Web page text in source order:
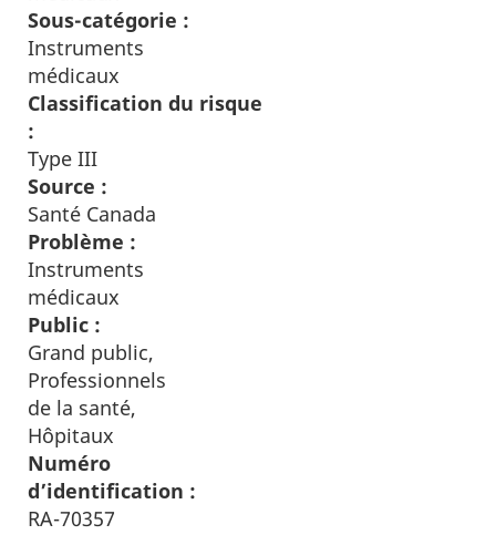
Sous-catégorie :
Instruments
médicaux
Classification du risque
:
Type III
Source :
Santé Canada
Problème :
Instruments
médicaux
Public :
Grand public,
Professionnels
de la santé,
Hôpitaux
Numéro
d’identification :
RA-70357